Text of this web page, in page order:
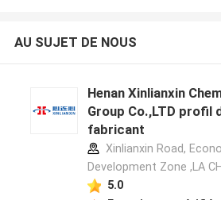
AU SUJET DE NOUS
Henan Xinlianxin
Group Co.,LTD profil
fabricant
Xinlianxin Road,
Development Zone ,LA
5.0